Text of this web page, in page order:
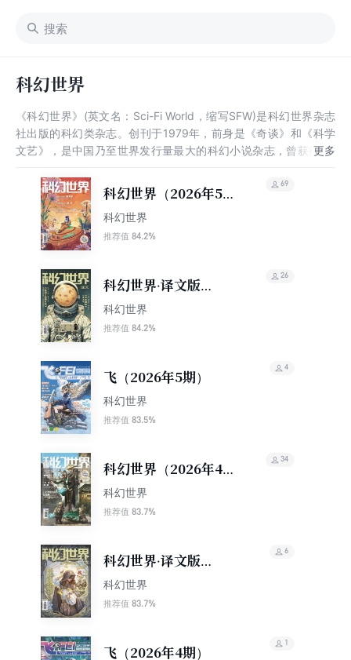
科幻世界
《科幻世界》(英文名：Sci-Fi World，缩写SFW)是科幻世界杂志
社出版的科幻类杂志。创刊于1979年，前身是《奇谈》和《科学
文艺》，是中国乃至世界发行量最大的科幻小说杂志，曾获得“世
百种重点社科期刊”、“双奖期刊”，曾承办过1991年世界科幻协会
年会，是中国科幻期刊中一面历久弥新的金牌。杨潇，阿来，秦莉
曾先后任杂志社社长，其中阿来任社长期间曾以《尘埃落定》获茅
盾文学奖。
科幻世界（2026年5
期）
科幻世界
推荐值 84.2%
69
科幻世界·译文版
（2026年5期）
科幻世界
推荐值 84.2%
26
飞（2026年5期）
科幻世界
推荐值 83.5%
4
科幻世界（2026年4
期）
科幻世界
推荐值 83.7%
34
科幻世界·译文版
（2026年4期）
科幻世界
推荐值 83.7%
6
飞（2026年4期）
1